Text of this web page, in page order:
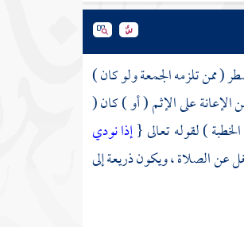
( ممن تلزمه الجمعة ولو كان )
الإعانة على الإثم ( أو ) كان (
) لقوله تعالى {إذا نودي
عن الصلاة ، ويكون ذريعة إلى